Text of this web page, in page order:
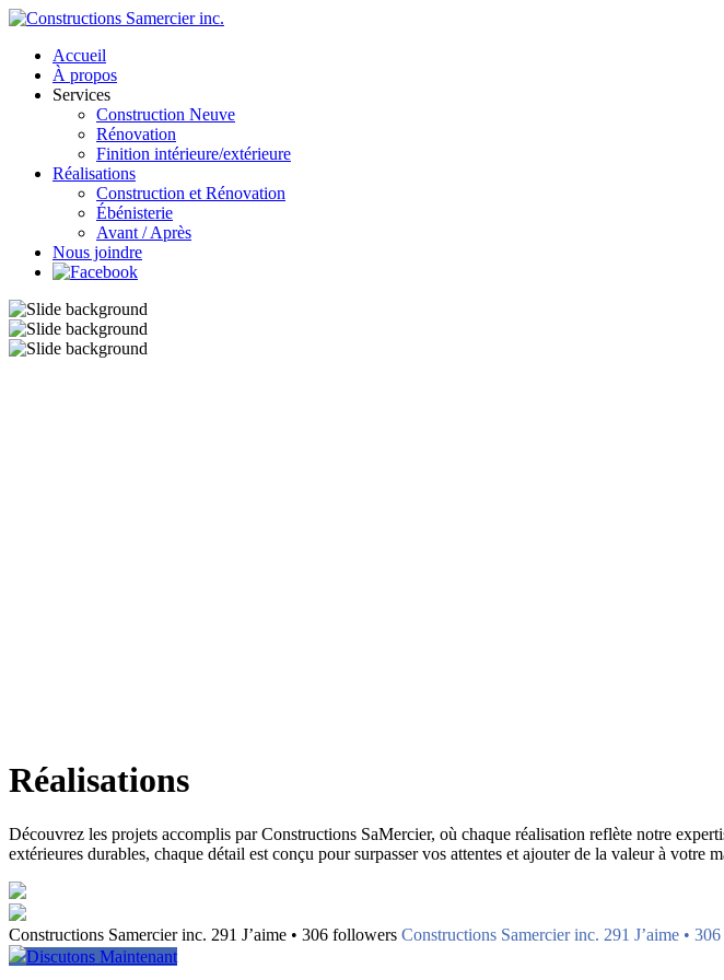
Accueil
À propos
Services
Construction Neuve
Rénovation
Finition intérieure/extérieure
Réalisations
Construction et Rénovation
Ébénisterie
Avant / Après
Nous joindre
Réalisations
Découvrez les projets accomplis par Constructions SaMercier, où chaque réalisation reflète notre
extérieures durables, chaque détail est conçu pour surpasser vos attentes et ajouter de la valeur à votre
Constructions Samercier inc. 291 J’aime • 306 followers Constructions Samercier inc. 291 J’aime •
Discutons Maintenant